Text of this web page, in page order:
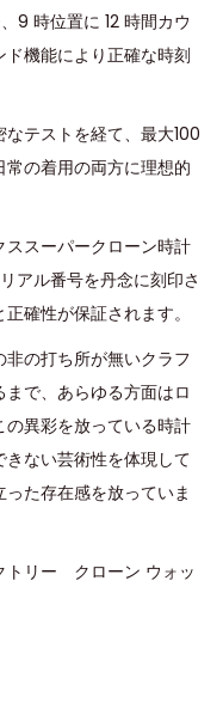
9 時位置に 12 時間カウ
機能により正確な時刻
テストを経て、最大100
の着用の両方に理想的
スーパークローン時計
アル番号を丹念に刻印さ
確性が保証されます。
の打ち所が無いクラフ
で、あらゆる方面はロ
異彩を放っている時計
ない芸術性を体現して
た存在感を放っていま
トリー クローン ウォッ